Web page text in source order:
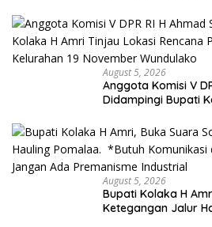
August 5, 2026
Anggota Komisi V
Didampingi Bupati
Kelurahan 19
August 5, 2026
Bupati Kolaka H
Ketegangan Jalur